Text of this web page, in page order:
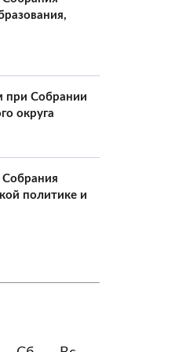
при Собрании
округа
Собрания
политике и